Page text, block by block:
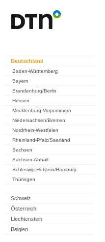
Deutschland
Baden-Württemberg
Bayern
Brandenburg/Berlin
Hessen
Mecklenburg-Vorpommern
Niedersachsen/Bremen
Nordrhein-Westfalen
Rheinland-Pfalz/Saarland
Sachsen
Sachsen-Anhalt
Schleswig-Holstein/Hamburg
Thüringen
Schweiz
Österreich
Liechtenstein
Belgien